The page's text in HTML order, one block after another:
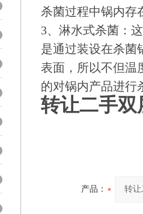
杀菌过程中锅内存
3、淋水式杀菌：
是通过装设在杀菌
表面，所以不但温
的对锅内产品进行
转让二手双
产品：